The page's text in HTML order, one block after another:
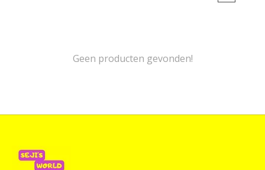
Geen producten gevonden!